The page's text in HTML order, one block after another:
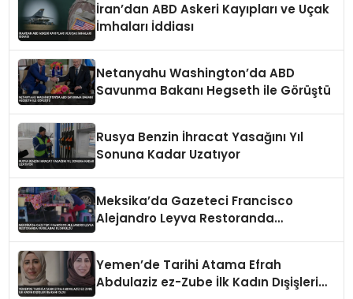
İran’dan ABD Askeri Kayıpları ve Uçak
İmhaları İddiası
Netanyahu Washington’da ABD
Savunma Bakanı Hegseth ile Görüştü
Rusya Benzin İhracat Yasağını Yıl
Sonuna Kadar Uzatıyor
Meksika’da Gazeteci Francisco
Alejandro Leyva Restoranda
Yemen’de Tarihi Atama Efrah
Abdulaziz ez-Zube İlk Kadın Dışişleri